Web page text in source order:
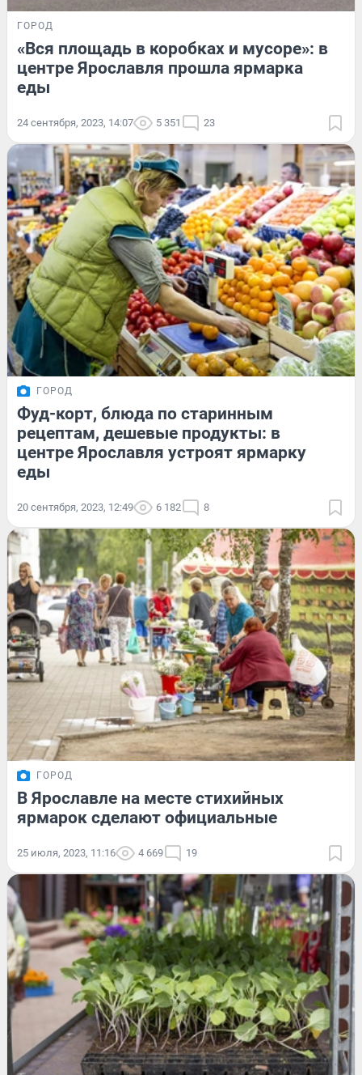
ГОРОД
«Вся площадь в коробках и мусоре»: в
центре Ярославля прошла ярмарка
еды
24 сентября, 2023, 14:07 5 351 23
ГОРОД
Фуд-корт, блюда по старинным
рецептам, дешевые продукты: в
центре Ярославля устроят ярмарку
еды
20 сентября, 2023, 12:49 6 182 8
ГОРОД
В Ярославле на месте стихийных
ярмарок сделают официальные
25 июля, 2023, 11:16 4 669 19